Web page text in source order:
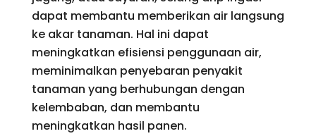
dapat membantu memberikan air langsung
ke akar tanaman. Hal ini dapat
meningkatkan efisiensi penggunaan air,
meminimalkan penyebaran penyakit
tanaman yang berhubungan dengan
kelembaban, dan membantu
meningkatkan hasil panen.